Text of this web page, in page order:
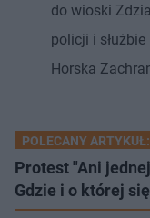
do wioski
policji i
Horska
POLECANY ARTYKUŁ:
Protest "Ani
Gdzie i o której